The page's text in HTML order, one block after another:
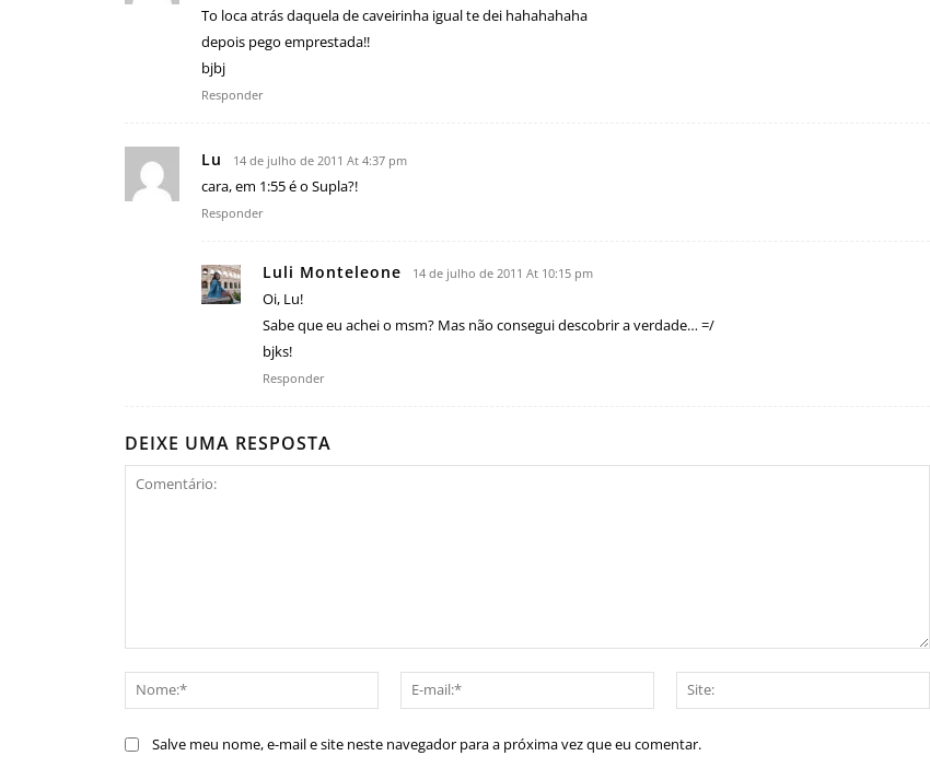
To loca atrás daquela de caveirinha igual te dei hahahahaha
depois pego emprestada!!
bjbj
Responder
Lu 14 de julho de 2011 At 4:37 pm
cara, em 1:55 é o Supla?!
Responder
Luli Monteleone 14 de julho de 2011 At 10:15 pm
Oi, Lu!
Sabe que eu achei o msm? Mas não consegui descobrir a verdade… =/
bjks!
Responder
DEIXE UMA RESPOSTA
Nome:*
mail:*
Salve meu nome, e-mail e site neste navegador para a próxima vez que eu comentar.